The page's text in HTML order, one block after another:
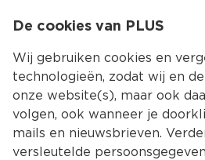
De cookies van PLUS
Wij gebruiken cookies en
technologieën, zodat wij en
onze website(s), maar ook
volgen, ook wanneer je
mails en nieuwsbrieven.
versleutelde